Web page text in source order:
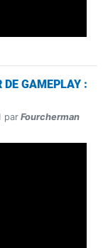
DE GAMEPLAY :
par Fourcherman